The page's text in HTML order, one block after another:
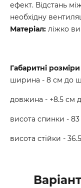
ефект. Відстань
необхідну
Матеріал: ліжко
Габаритні
ширина - 8 см до
довжина - +8.5 см
висота спинки -
висота стійки -